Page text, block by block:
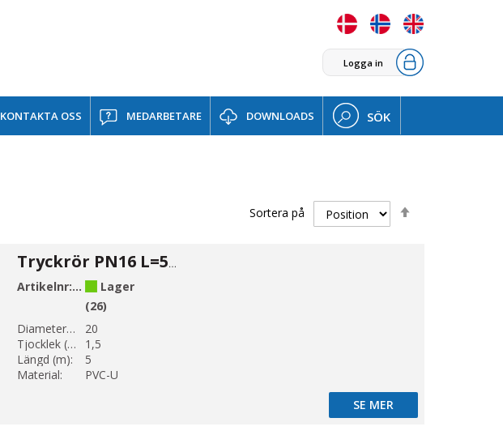
Logga in
KONTAKTA OSS MEDARBETARE DOWNLOADS SÖK
Sortera på
Tryckrör PN16 L=5m Ø20
Artikelnr:AP1-20-1
Lager
(26)
Diameter 1 (mm):
20
Tjocklek (mm):
1,5
Längd (m):
5
Material:
PVC-U
SE MER